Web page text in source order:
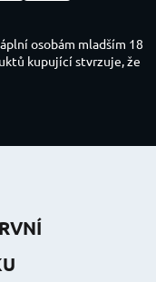
osobám mladším 18
kupující stvrzuje, že